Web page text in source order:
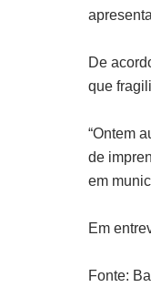
De
que
“Ontem
de
em
Em
Fonte: